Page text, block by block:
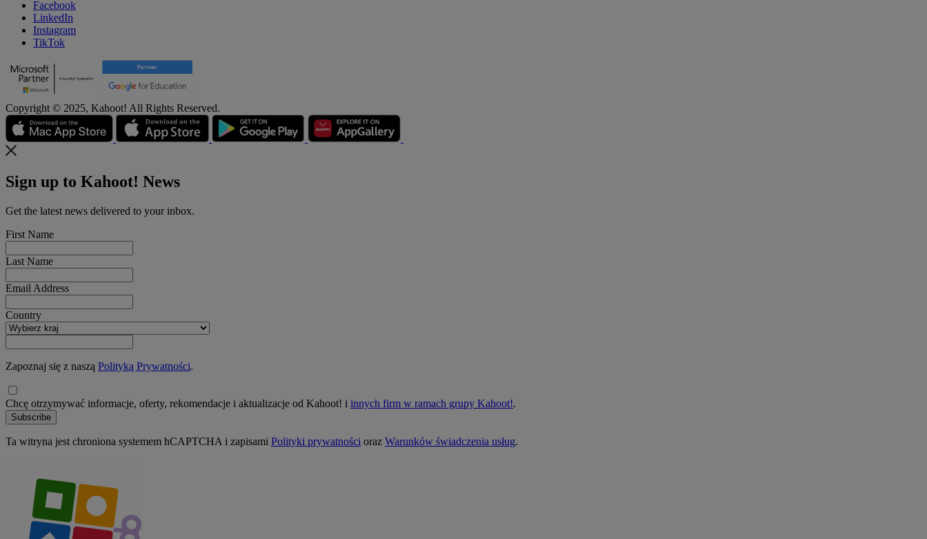
Facebook
LinkedIn
Instagram
TikTok
Copyright © 2025, Kahoot! All Rights Reserved.
Sign up to Kahoot! News
Get the latest news delivered to your inbox.
First Name
Last Name
Email Address
Country
Zapoznaj się z naszą Polityką Prywatności.
Chcę otrzymywać informacje, oferty, rekomendacje i aktualizacje od Kahoot! i innych firm w ramach grupy Kahoot!.
Subscribe
Ta witryna jest chroniona systemem hCAPTCHA i zapisami Polityki prywatności oraz Warunków świadczenia usług.